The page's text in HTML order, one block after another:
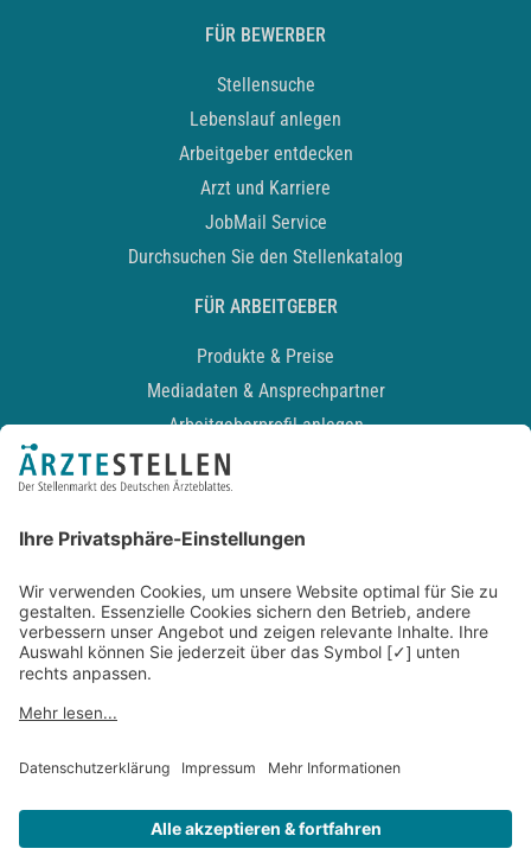
FÜR BEWERBER
Stellensuche
Lebenslauf anlegen
Arbeitgeber entdecken
Arzt und Karriere
JobMail Service
Durchsuchen Sie den Stellenkatalog
FÜR ARBEITGEBER
Produkte & Preise
Mediadaten & Ansprechpartner
Arbeitgeberprofil anlegen
Recruiting-Podcast
Kontakt
Datenschutz
Newsletter